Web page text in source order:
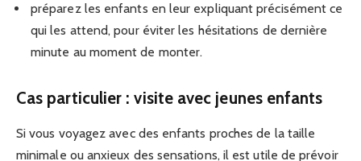
préparez les enfants en leur expliquant précisément ce
qui les attend, pour éviter les hésitations de dernière
minute au moment de monter.
Cas particulier : visite avec jeunes enfants
Si vous voyagez avec des enfants proches de la taille
minimale ou anxieux des sensations, il est utile de prévoir